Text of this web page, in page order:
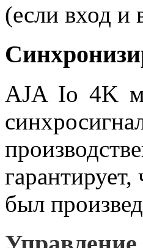
(если вход
AJA Io 4K
был